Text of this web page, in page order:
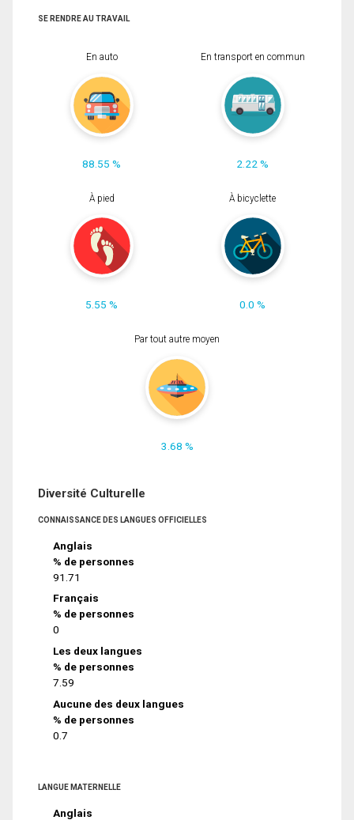
SE RENDRE AU TRAVAIL
En auto
88.55 %
En transport en commun
2.22 %
À pied
5.55 %
À bicyclette
0.0 %
Par tout autre moyen
3.68 %
Diversité Culturelle
CONNAISSANCE DES LANGUES OFFICIELLES
Anglais
% de personnes
91.71
Français
% de personnes
0
Les deux langues
% de personnes
7.59
Aucune des deux langues
% de personnes
0.7
LANGUE MATERNELLE
Anglais